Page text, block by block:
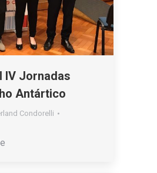
IV Jornadas
Antártico
Condorelli